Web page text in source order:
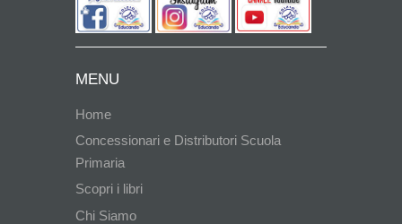
MENU
Home
Concessionari e Distributori Scuola
Primaria
Scopri i libri
Chi Siamo